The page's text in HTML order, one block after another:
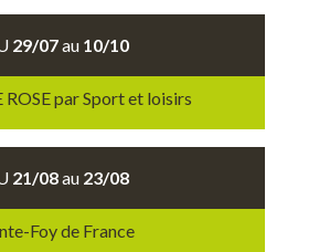
29/07au 10/10
par Sport et loisirs
21/08au 23/08
Foy de France